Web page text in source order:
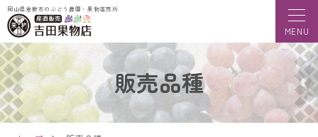
岡山県倉敷市のぶどう農園・果物直売所
販売品種